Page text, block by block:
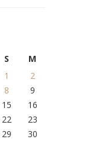
S
M
1
2
8
9
15
16
22
23
29
30